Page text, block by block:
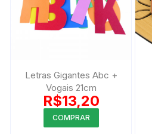
Letras Gigantes Abc +
Vogais 21cm
R$13,20
COMPRAR